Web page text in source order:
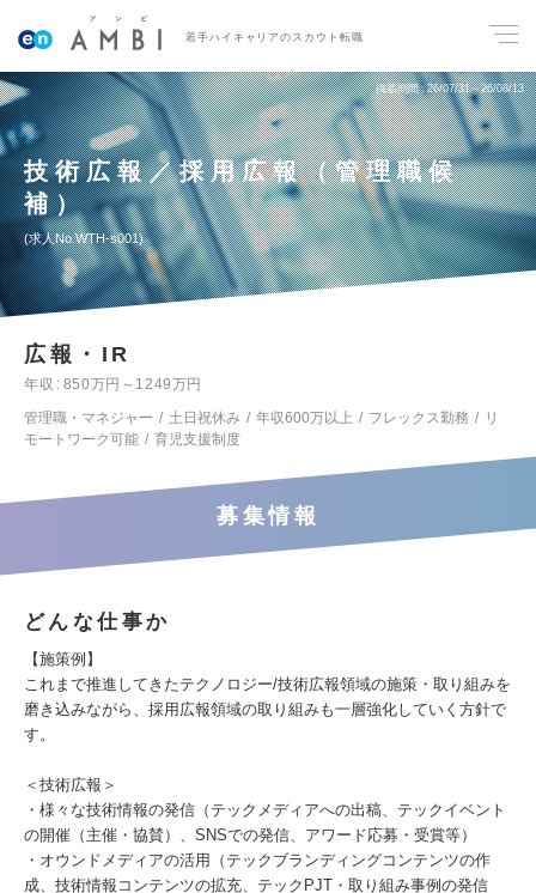
若手ハイキャリアのスカウト転職
掲載期間 26/07/31～26/08/13
技術広報／採用広報（管理職候
補）
求人No.WTH-s001
広報・IR
年収
850万円～1249万円
管理職・マネジャー
土日祝休み 年収600万以上 フレックス勤務
リ
モートワーク可能
育児支援制度
募集情報
どんな仕事か
【施策例】
これまで推進してきたテクノロジー/技術広報領域の施策・取り組みを
磨き込みながら、採用広報領域の取り組みも一層強化していく方針で
す。
＜技術広報＞
・様々な技術情報の発信（テックメディアへの出稿、テックイベント
の開催（主催・協賛）、SNSでの発信、アワード応募・受賞等）
・オウンドメディアの活用（テックブランディングコンテンツの作
成、技術情報コンテンツの拡充、テックPJT・取り組み事例の発信